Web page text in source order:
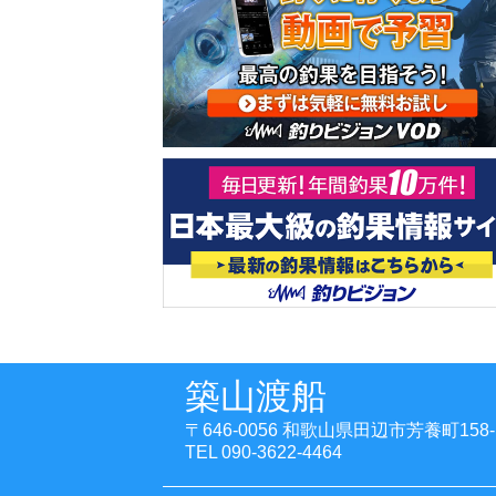
築山渡船
〒646-0056 和歌山県田辺市芳養町
TEL 090-3622-4464